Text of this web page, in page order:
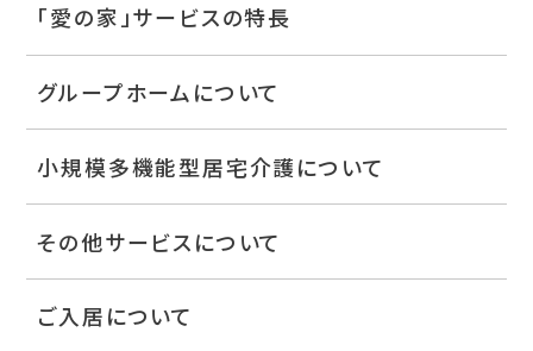
「愛の家」サービスの特長
グループホームについて
小規模多機能型居宅介護について
その他サービスについて
ご入居について